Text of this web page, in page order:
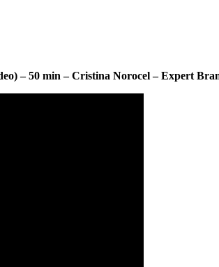
– 50 min – Cristina Norocel – Expert